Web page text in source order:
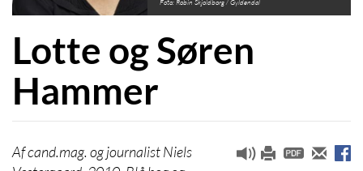
Foto: Robin Skjoldborg / Gyldendal
Lotte og Søren
Hammer
cand.mag. og journalist Niels